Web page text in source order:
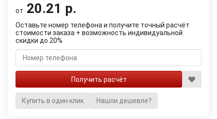
от 20.21 р.
Оставьте номер телефона и получите точный расчёт
стоимости заказа + возможность индивидуальной
скидки до 20%
Купить в один клик Нашли дешевле?